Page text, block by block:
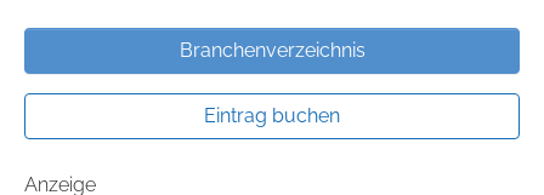
Branchenverzeichnis
Eintrag buchen
Anzeige